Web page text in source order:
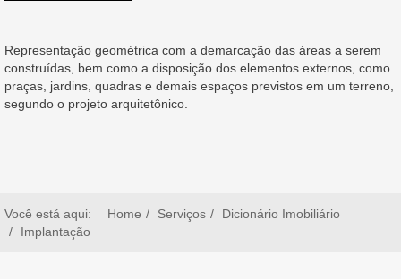
Representação geométrica com a demarcação das áreas a serem
construídas, bem como a disposição dos elementos externos, como
praças, jardins, quadras e demais espaços previstos em um terreno,
segundo o projeto arquitetônico.
Você está aqui: Home Serviços
Dicionário Imobiliário
Implantação